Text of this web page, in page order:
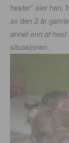
hester” sier han.
av den 2 år
annet enn at hest
situasjonen.